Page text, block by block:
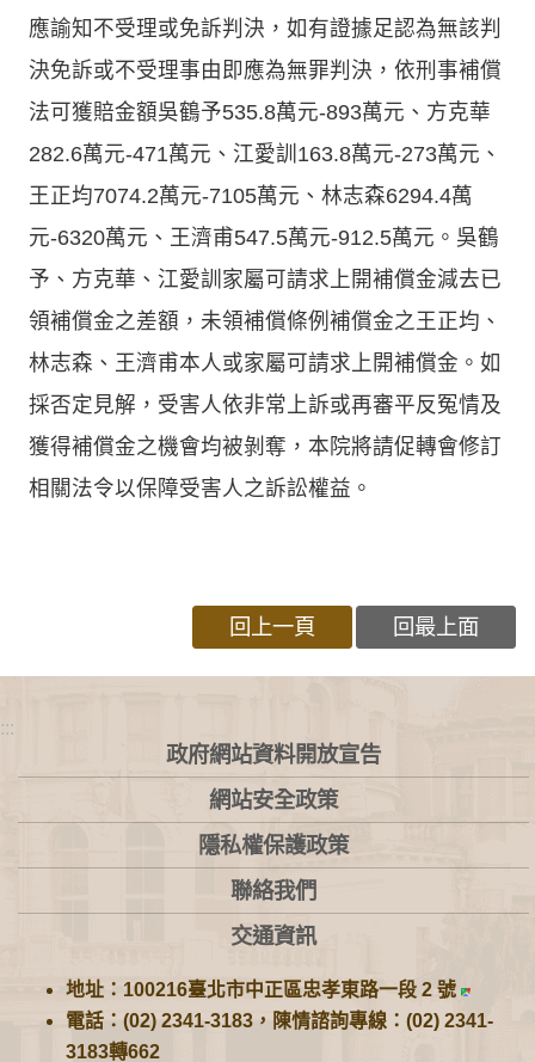
應諭知不受理或免訴判決，如有證據足認為無該判
決免訴或不受理事由即應為無罪判決，依刑事補償
法可獲賠金額吳鶴予535.8萬元-893萬元、方克華
282.6萬元-471萬元、江愛訓163.8萬元-273萬元、
王正均7074.2萬元-7105萬元、林志森6294.4萬
元-6320萬元、王濟甫547.5萬元-912.5萬元。吳鶴
予、方克華、江愛訓家屬可請求上開補償金減去已
領補償金之差額，未領補償條例補償金之王正均、
林志森、王濟甫本人或家屬可請求上開補償金。如
採否定見解，受害人依非常上訴或再審平反冤情及
獲得補償金之機會均被剝奪，本院將請促轉會修訂
相關法令以保障受害人之訴訟權益。
回上一頁 回最上面
:::
政府網站資料開放宣告
網站安全政策
隱私權保護政策
聯絡我們
交通資訊
地址：100216臺北市中正區忠孝東路一段 2 號
電話：(02) 2341-3183，陳情諮詢專線：(02) 2341-
3183轉662